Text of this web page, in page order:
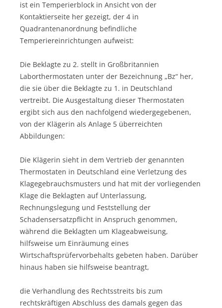
ist ein Temperierblock in Ansicht von der
Kontaktierseite her gezeigt, der 4 in
Quadrantenanordnung befindliche
Temperiereinrichtungen aufweist:
Die Beklagte zu 2. stellt in Großbritannien
Laborthermostaten unter der Bezeichnung „Bz“ her,
die sie über die Beklagte zu 1. in Deutschland
vertreibt. Die Ausgestaltung dieser Thermostaten
ergibt sich aus den nachfolgend wiedergegebenen,
von der Klägerin als Anlage 5 überreichten
Abbildungen:
Die Klägerin sieht in dem Vertrieb der genannten
Thermostaten in Deutschland eine Verletzung des
Klagegebrauchsmusters und hat mit der vorliegenden
Klage die Beklagten auf Unterlassung,
Rechnungslegung und Feststellung der
Schadensersatzpflicht in Anspruch genommen,
während die Beklagten um Klageabweisung,
hilfsweise um Einräumung eines
Wirtschaftsprüfervorbehalts gebeten haben. Darüber
hinaus haben sie hilfsweise beantragt,
die Verhandlung des Rechtsstreits bis zum
rechtskräftigen Abschluss des damals gegen das